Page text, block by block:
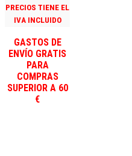
PRECIOS TIENE EL
IVA INCLUIDO
GASTOS DE
ENVÍO GRATIS
PARA
COMPRAS
SUPERIOR A 60
€